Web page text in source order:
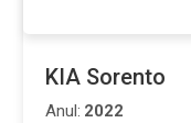
KIA Sorento
Anul: 2022